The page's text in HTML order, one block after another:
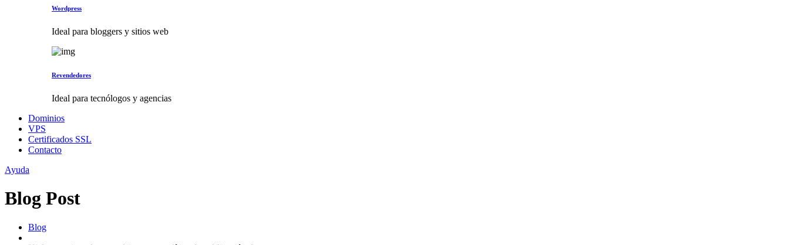
Wordpress
Ideal para bloggers y sitios web
Revendedores
Ideal para tecnólogos y agencias
Dominios
VPS
Certificados SSL
Contacto
Ayuda
Blog Post
Blog